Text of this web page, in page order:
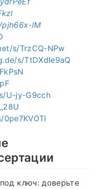
lM
s/TrzCQ-NPw
s/TtDXdIe9aQ
U-jy-G9cch
ключ: доверьте